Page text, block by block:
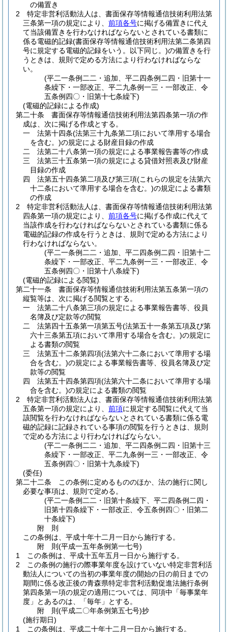
の備置き
2
特定非営利活動法人は、書面保存等情報通信技術利用法第
三条第一項の規定により、 前項各号に掲げる備置きに代え
て当該備置きを行わなければならないとされている書類に
係る電磁的記録(書面保存等情報通信技術利用法第二条第四
号に規定する電磁的記録をいう。以下同じ。)の備置きを行
うときは、規則で定める方法により行わなければならな
い。
(平二一条例二二・追加、平二四条例二四・旧第十一
条繰下・一部改正、平二九条例一三・一部改正、令
五条例四〇・旧第十七条繰下)
(電磁的記録による作成)
第二十条
書面保存等情報通信技術利用法第四条第一項の作
成は、次に掲げる作成とする。
一
法第十四条(法第三十九条第二項において準用する場合
を含む。)の規定による財産目録の作成
二
法第二十八条第一項の規定による事業報告書等の作成
三
法第三十五条第一項の規定による貸借対照表及び財産
目録の作成
四
法第五十四条第二項及び第三項(これらの規定を法第六
十二条において準用する場合を含む。)の規定による書類
の作成
2
特定非営利活動法人は、書面保存等情報通信技術利用法第
四条第一項の規定により、 前項各号に掲げる作成に代えて
当該作成を行わなければならないとされている書類に係る
電磁的記録の作成を行うときは、規則で定める方法により
行わなければならない。
(平二一条例二二・追加、平二四条例二四・旧第十二
条繰下・一部改正、平二九条例一三・一部改正、令
五条例四〇・旧第十八条繰下)
(電磁的記録による閲覧)
第二十一条
書面保存等情報通信技術利用法第五条第一項の
縦覧等は、次に掲げる閲覧とする。
一
法第二十八条第三項の規定による事業報告書等、役員
名簿及び定款等の閲覧
二
法第四十五条第一項第五号(法第五十一条第五項及び第
六十三条第五項において準用する場合を含む。)の規定に
よる書類の閲覧
三
法第五十二条第四項(法第六十二条において準用する場
合を含む。)の規定による事業報告書等、役員名簿及び定
款等の閲覧
四
法第五十四条第四項(法第六十二条において準用する場
合を含む。)の規定による書類の閲覧
2
特定非営利活動法人は、書面保存等情報通信技術利用法第
五条第一項の規定により、 前項に規定する閲覧に代えて当
該閲覧を行わなければならないとされている書類に係る電
磁的記録に記録されている事項の閲覧を行うときは、規則
で定める方法により行わなければならない。
(平二一条例二二・追加、平二四条例二四・旧第十三
条繰下・一部改正、平二九条例一三・一部改正、令
五条例四〇・旧第十九条繰下)
(委任)
第二十二条
この条例に定めるもののほか、法の施行に関し
必要な事項は、規則で定める。
(平二一条例二二・旧第十条繰下、平二四条例二四・
旧第十四条繰下・一部改正、令五条例四〇・旧第二
十条繰下)
附 則
この条例は、平成十年十二月一日から施行する。
附 則(平成一五年条例第一七号)
1
この条例は、平成十五年五月一日から施行する。
2
この条例の施行の際事業年度を設けていない特定非営利活
動法人についての当初の事業年度の開始の日の前日までの
期間に係る改正後の青森県特定非営利活動促進法施行条例
第四条第一項の規定の適用については、同項中「毎事業年
度」とあるのは、「毎年」とする。
附 則(平成二〇年条例第五七号)抄
(施行期日)
1
この条例は、平成二十年十二月一日から施行する。